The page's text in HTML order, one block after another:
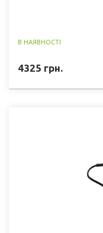
В НАЯВНОСТІ
4325 грн.